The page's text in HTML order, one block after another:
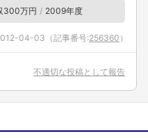
300万円 2009年度
04-03 （記事番号:256360 ）
不適切な投稿として報告